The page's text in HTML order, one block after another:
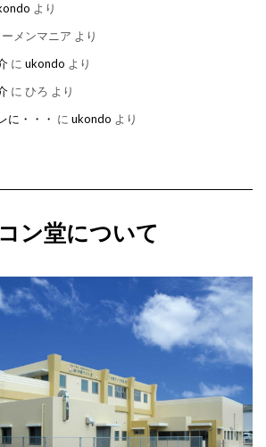
より
ーメンマニア より
に ukondo より
に ひろ より
に・・・ に ukondo より
ン堂について